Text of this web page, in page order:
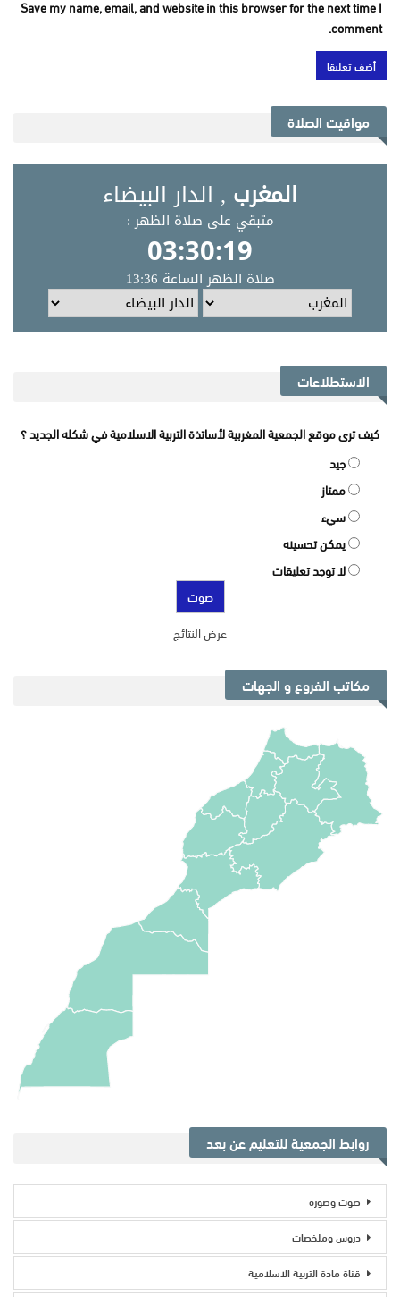
Save my name, email, and website in this browser for the next time I
comment.
مواقيت الصلاة
الاستطلاعات
كيف ترى موقع الجمعية المغربية لأساتذة التربية الاسلامية في شكله الجديد ؟
جيد
ممتاز
سيء
يمكن تحسينه
لا توجد تعليقات
عرض النتائج
مكاتب الفروع و الجهات
روابط الجمعية للتعليم عن بعد
صوت وصورة
دروس وملخصات
قناة مادة التربية الاسلامية